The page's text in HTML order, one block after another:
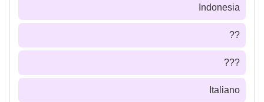
Indonesia
??
???
Italiano